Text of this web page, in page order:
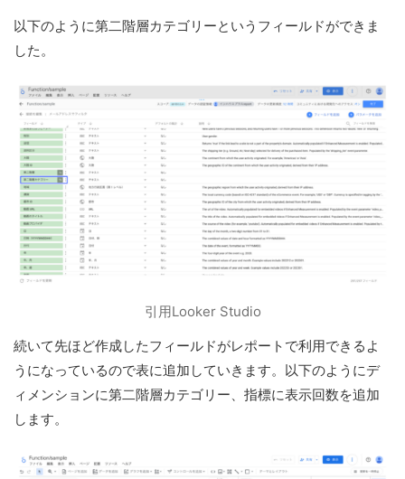
以下のように第二階層カテゴリーというフィールドができま
した。
引用Looker Studio
続いて先ほど作成したフィールドがレポートで利用できるよ
うになっているので表に追加していきます。以下のようにデ
ィメンションに第二階層カテゴリー、指標に表示回数を追加
します。